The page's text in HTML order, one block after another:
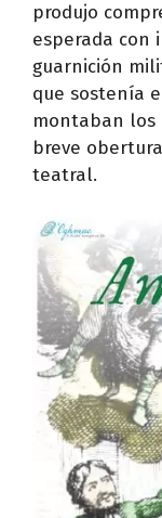
produjo
esperada con
guarnición
que sostenía
montaban los
breve
teatral.